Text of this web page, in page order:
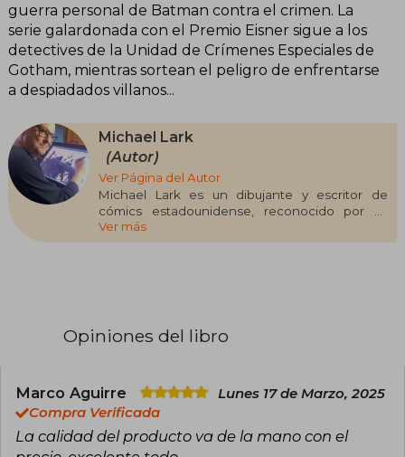
guerra personal de Batman contra el crimen. La
serie galardonada con el Premio Eisner sigue a los
detectives de la Unidad de Crímenes Especiales de
Gotham, mientras sortean el peligro de enfrentarse
a despiadados villanos...
Michael Lark
(Autor)
Ver Página del Autor
Michael Lark es un dibujante y escritor de
cómics estadounidense, reconocido por su
estilo realista y detallado, que ha trabajado
principalmente en el género de superhéroes y
su trabajo en Gotham Central (2003-2006), con
cómic noir aclamado por su atmósfera y
narrativa.
Lark se ha destacado por su habilidad para crear
Ver más
Opiniones del libro
Marco Aguirre
Lunes 17 de Marzo, 2025
Compra Verificada
La calidad del producto va de la mano con el